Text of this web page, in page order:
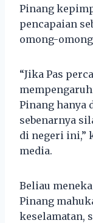
Pinang
pencapaian
omong-
“Jika Pas
Pinang hanya
sebenarnya
di negeri ini,”
media.
Beliau
Pinang
keselamatan,